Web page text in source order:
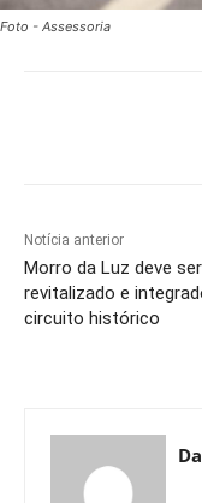
Foto - Assessoria
Notícia anterior
Morro da Luz deve ser
revitalizado e
circuito histórico